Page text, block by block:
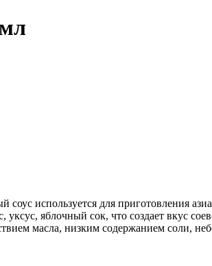
используется для приготовления
уксус, яблочный сок, что создает вкус
масла, низким содержанием соли,